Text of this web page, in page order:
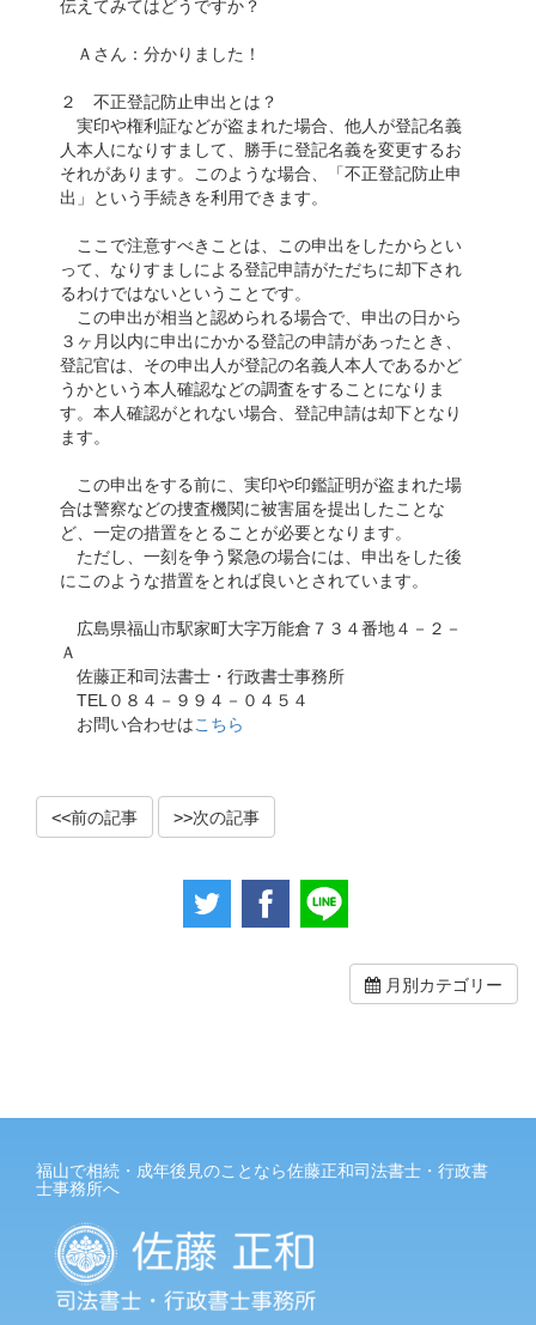
伝えてみてはどうですか？
Ａさん：分かりました！
２ 不正登記防止申出とは？
実印や権利証などが盗まれた場合、他人が登記名義
人本人になりすまして、勝手に登記名義を変更するお
それがあります。このような場合、「不正登記防止申
出」という手続きを利用できます。
ここで注意すべきことは、この申出をしたからとい
って、なりすましによる登記申請がただちに却下され
るわけではないということです。
この申出が相当と認められる場合で、申出の日から
３ヶ月以内に申出にかかる登記の申請があったとき、
登記官は、その申出人が登記の名義人本人であるかど
うかという本人確認などの調査をすることになりま
す。本人確認がとれない場合、登記申請は却下となり
ます。
この申出をする前に、実印や印鑑証明が盗まれた場
合は警察などの捜査機関に被害届を提出したことな
ど、一定の措置をとることが必要となります。
ただし、一刻を争う緊急の場合には、申出をした後
にこのような措置をとれば良いとされています。
広島県福山市駅家町大字万能倉７３４番地４－２－
Ａ
佐藤正和司法書士・行政書士事務所
TEL０８４－９９４－０４５４
お問い合わせはこちら
前の記事 次の記事
月別カテゴリー
福山で相続・成年後見のことなら佐藤正和司法書士・行政書
士事務所へ